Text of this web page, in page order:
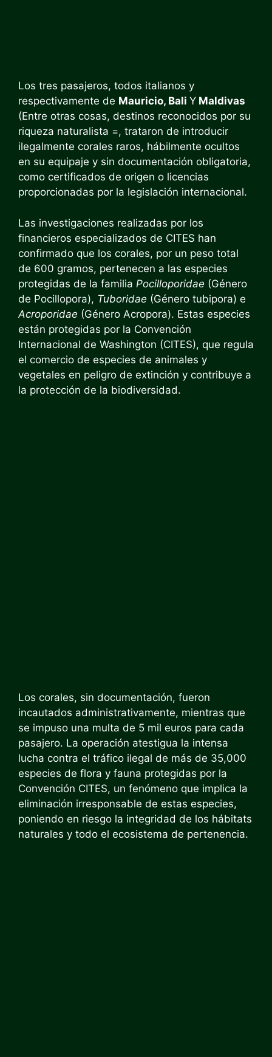
Los tres pasajeros, todos italianos y
respectivamente de Mauricio, Bali Y Maldivas
(Entre otras cosas, destinos reconocidos por su
riqueza naturalista =, trataron de introducir
ilegalmente corales raros, hábilmente ocultos
en su equipaje y sin documentación obligatoria,
como certificados de origen o licencias
proporcionadas por la legislación internacional.
Las investigaciones realizadas por los
financieros especializados de CITES han
confirmado que los corales, por un peso total
de 600 gramos, pertenecen a las especies
protegidas de la familia Pocilloporidae (Género
de Pocillopora), Tuboridae (Género tubipora) e
Acroporidae (Género Acropora). Estas especies
están protegidas por la Convención
Internacional de Washington (CITES), que regula
el comercio de especies de animales y
vegetales en peligro de extinción y contribuye a
la protección de la biodiversidad.
Los corales, sin documentación, fueron
incautados administrativamente, mientras que
se impuso una multa de 5 mil euros para cada
pasajero. La operación atestigua la intensa
lucha contra el tráfico ilegal de más de 35,000
especies de flora y fauna protegidas por la
Convención CITES, un fenómeno que implica la
eliminación irresponsable de estas especies,
poniendo en riesgo la integridad de los hábitats
naturales y todo el ecosistema de pertenencia.